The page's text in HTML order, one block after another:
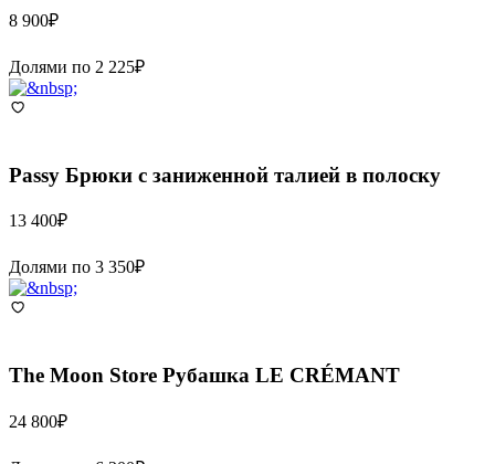
8 900₽
Долями по 2 225₽
Passy Брюки с заниженной талией в полоску
13 400₽
Долями по 3 350₽
The Moon Store Рубашка LE CRÉMANT
24 800₽